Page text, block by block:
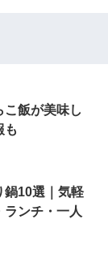
こ飯が美味し
も
鍋10選｜気軽
ランチ・一人